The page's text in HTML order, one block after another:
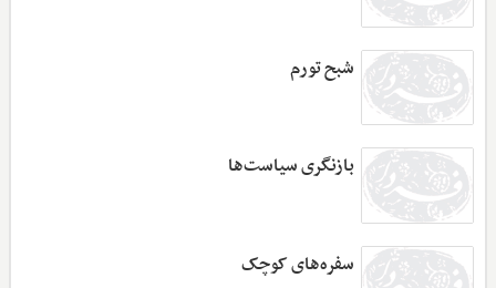
شبح تورم
بازنگری سیاست‌‏ها
سفره‌های کوچک